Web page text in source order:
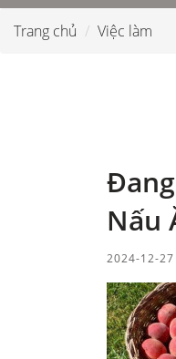
Trang chủ Việc làm
Nấu
2024-12-27